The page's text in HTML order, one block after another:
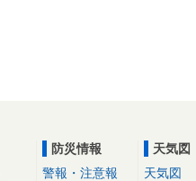
防災情報
警報・注意報
天気図
天気図